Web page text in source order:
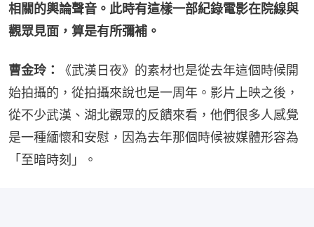
相關的輿論聲音。此時有這樣一部紀錄電影在院線與
觀眾見面，算是有所彌補。
曹金玲：
《武漢日夜》的素材也是從去年這個時候開
始拍攝的，從拍攝來說也是一周年。影片上映之後，
從不少武漢、湖北觀眾的反饋來看，他們很多人感覺
是一種緬懷和安慰，因為去年那個時候被媒體形容為
「至暗時刻」。